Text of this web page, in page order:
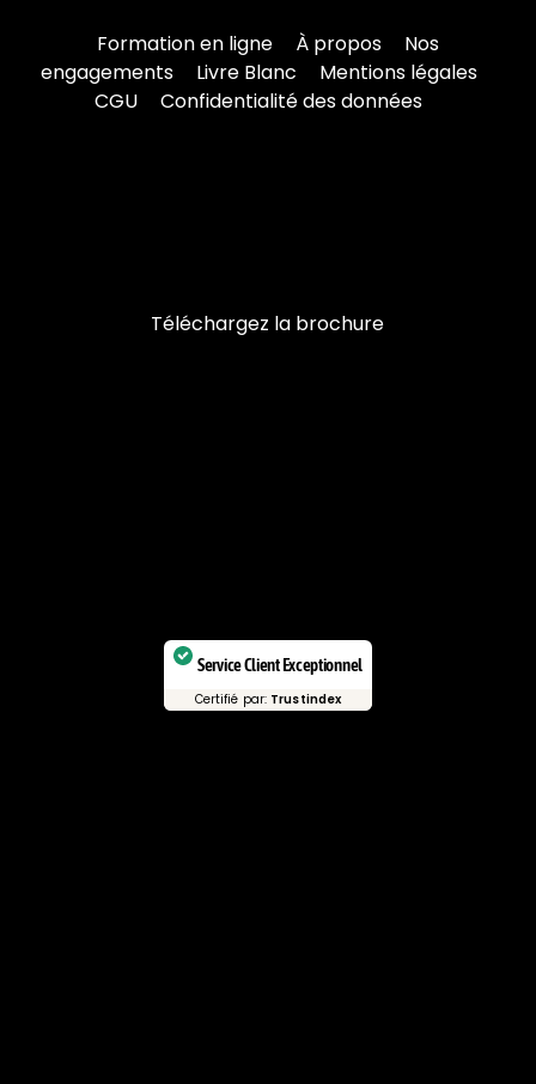
Formation en ligne À propos
Nos
engagements
Livre Blanc
Mentions légales
CGU
Confidentialité des données
Téléchargez la brochure
Service Client Exceptionnel
Certifié par: Trustindex